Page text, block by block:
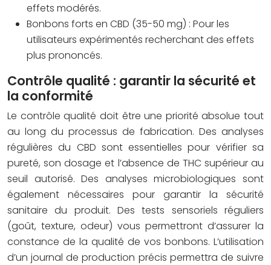
effets modérés.
Bonbons forts en CBD (35-50 mg) : Pour les
utilisateurs expérimentés recherchant des effets
plus prononcés.
Contrôle qualité : garantir la sécurité et
la conformité
Le contrôle qualité doit être une priorité absolue tout
au long du processus de fabrication. Des analyses
régulières du CBD sont essentielles pour vérifier sa
pureté, son dosage et l’absence de THC supérieur au
seuil autorisé. Des analyses microbiologiques sont
également nécessaires pour garantir la sécurité
sanitaire du produit. Des tests sensoriels réguliers
(goût, texture, odeur) vous permettront d’assurer la
constance de la qualité de vos bonbons. L’utilisation
d’un journal de production précis permettra de suivre